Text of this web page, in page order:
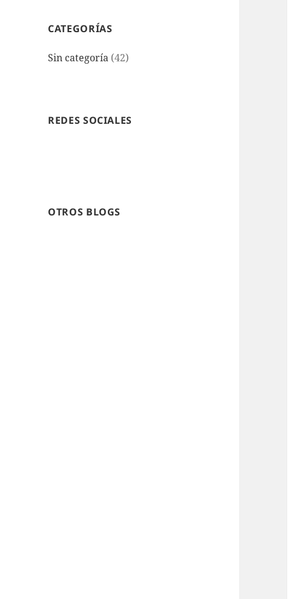
CATEGORÍAS
Sin categoría (42)
REDES SOCIALES
OTROS BLOGS